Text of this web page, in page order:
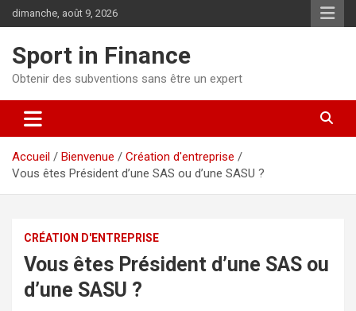
dimanche, août 9, 2026
Sport in Finance
Obtenir des subventions sans être un expert
Accueil Bienvenue
Création d'entreprise
Vous êtes Président d’une SAS ou d’une SASU ?
CRÉATION D'ENTREPRISE
Vous êtes Président d’une SAS ou
d’une SASU ?